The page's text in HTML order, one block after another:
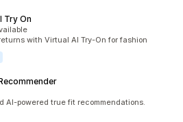
Try On
with Virtual AI Try-On for fashion
AI-powered true fit recommendations.